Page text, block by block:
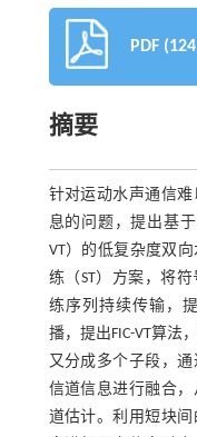
PDF
摘要
针对运动水声通信
息的问题，提出基
VT）的低复杂度双
练（ST）方案，将
练序列持续传输，
播，提出FIC-VT算法
又分成多个子段，
信道信息进行融合
道估计。利用短块